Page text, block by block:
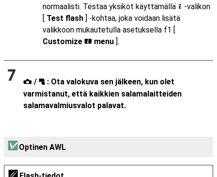
normaalisti. Testaa yksiköt käyttämällä i -valikon
[ Test flash ] -kohtaa, joka voidaan lisätä
valikkoon mukautetulla asetuksella f1 [
Customize i menu ].
C / f : Ota valokuva sen jälkeen, kun olet
varmistanut, että kaikkien salamalaitteiden
salamavalmiusvalot palavat.
Optinen AWL